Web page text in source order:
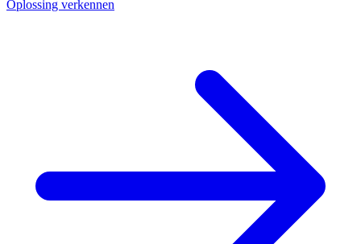
Oplossing verkennen